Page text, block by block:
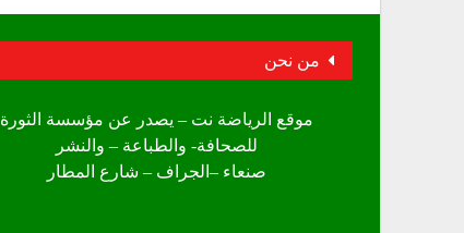
من نحن
موقع الرياضة نت – يصدر عن مؤسسة الثورة
للصحافة- والطباعة – والنشر
صنعاء –الجراف – شارع المطار